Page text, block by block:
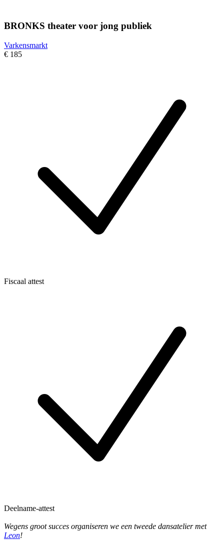
BRONKS theater voor jong publiek
Varkensmarkt
€ 185
Fiscaal attest
Deelname-attest
Wegens groot succes organiseren we een tweede dansatelier met
Leon!